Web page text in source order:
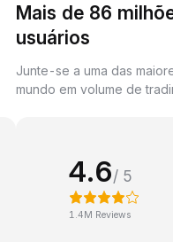
Mais de 86
usuários
Junte-se a uma das
mundo em volume de
4.6/ 5
1.4M Reviews